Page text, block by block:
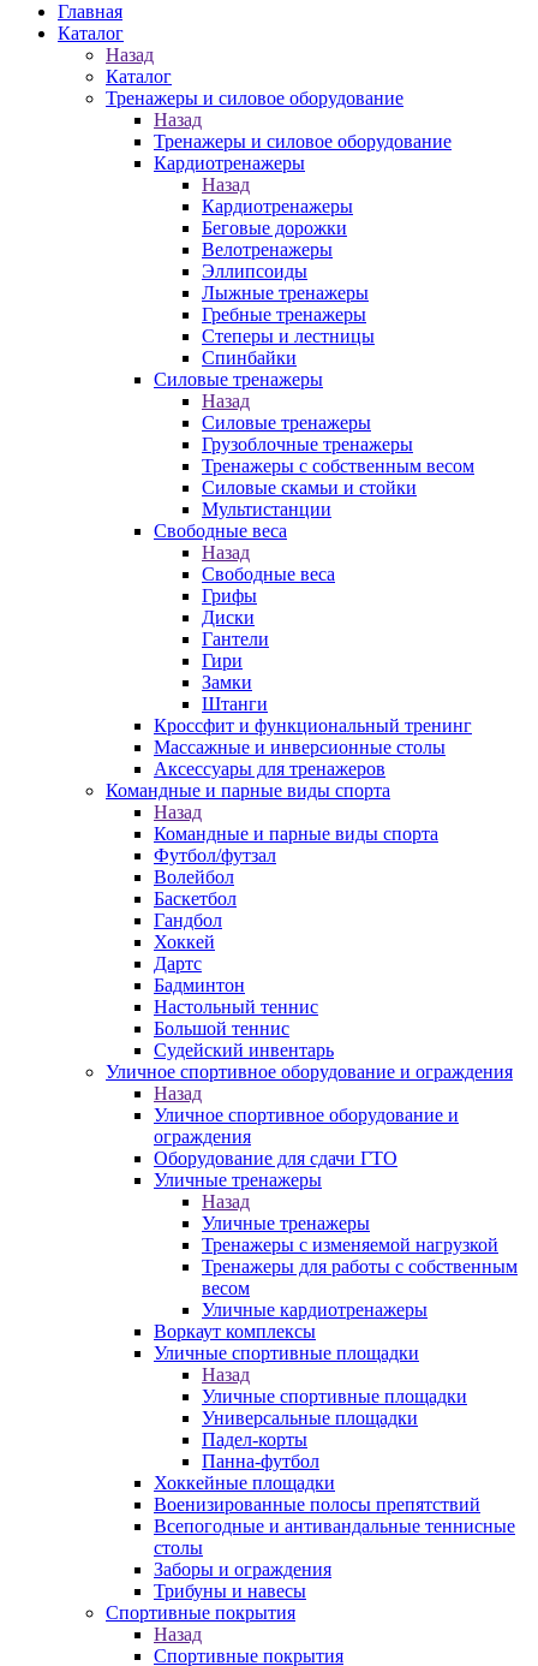
Главная
Каталог
Назад
Каталог
Тренажеры и силовое оборудование
Назад
Тренажеры и силовое оборудование
Кардиотренажеры
Назад
Кардиотренажеры
Беговые дорожки
Велотренажеры
Эллипсоиды
Лыжные тренажеры
Гребные тренажеры
Степеры и лестницы
Спинбайки
Силовые тренажеры
Назад
Силовые тренажеры
Грузоблочные тренажеры
Тренажеры с собственным весом
Силовые скамьи и стойки
Мультистанции
Свободные веса
Назад
Свободные веса
Грифы
Диски
Гантели
Гири
Замки
Штанги
Кроссфит и функциональный тренинг
Массажные и инверсионные столы
Аксессуары для тренажеров
Командные и парные виды спорта
Назад
Командные и парные виды спорта
Футбол/футзал
Волейбол
Баскетбол
Гандбол
Хоккей
Дартс
Бадминтон
Настольный теннис
Большой теннис
Судейский инвентарь
Уличное спортивное оборудование и ограждения
Назад
Уличное спортивное оборудование и
ограждения
Оборудование для сдачи ГТО
Уличные тренажеры
Назад
Уличные тренажеры
Тренажеры с изменяемой нагрузкой
Тренажеры для работы с собственным
весом
Уличные кардиотренажеры
Воркаут комплексы
Уличные спортивные площадки
Назад
Уличные спортивные площадки
Универсальные площадки
Падел-корты
Панна-футбол
Хоккейные площадки
Военизированные полосы препятствий
Всепогодные и антивандальные теннисные
столы
Заборы и ограждения
Трибуны и навесы
Спортивные покрытия
Назад
Спортивные покрытия